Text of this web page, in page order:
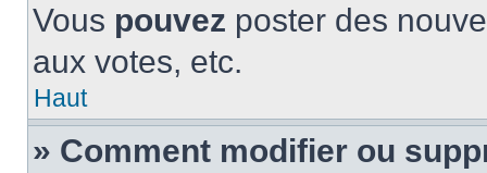
Vous pouvez poster des
aux votes, etc.
Haut
» Comment modifier ou